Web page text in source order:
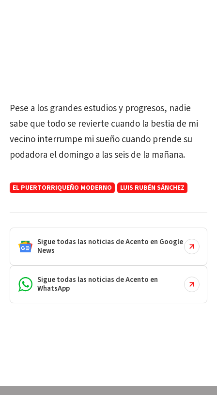
Pese a los grandes estudios y progresos, nadie
sabe que todo se revierte cuando la bestia de mi
vecino interrumpe mi sueño cuando prende su
podadora el domingo a las seis de la mañana.
EL PUERTORRIQUEÑO MODERNO LUIS RUBÉN SÁNCHEZ
Sigue todas las noticias de Acento en Google
News
Sigue todas las noticias de Acento en
WhatsApp